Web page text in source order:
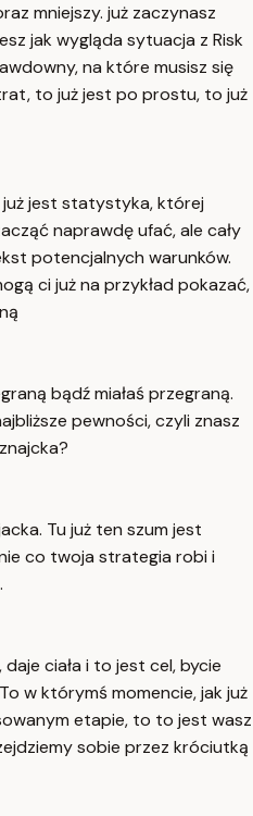
mniejszy. już zaczynasz
jak wygląda sytuacja z Risk
na które musisz się
to już jest po prostu, to już
już jest statystyka, której
naprawdę ufać, ale cały
potencjalnych warunków.
ci już na przykład pokazać,
bądź miałaś przegraną.
pewności, czyli znasz
Tu już ten szum jest
co twoja strategia robi i
ciała i to jest cel, bycie
w którymś momencie, jak już
etapie, to to jest wasz
sobie przez króciutką